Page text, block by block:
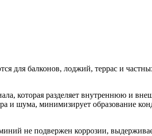
для балконов, лоджий, террас и
которая разделяет внутреннюю и
и шума, минимизирует образование
не подвержен коррозии,